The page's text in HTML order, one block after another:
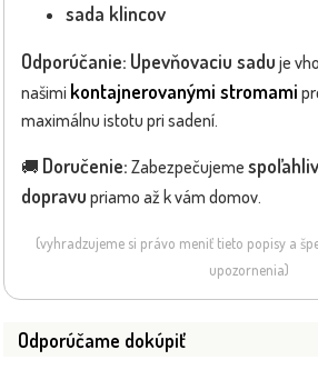
sada klincov
Odporúčanie: Upevňovaciu sadu je
našimi kontajnerovanými stromami
maximálnu istotu pri sadení.
🚚 Doručenie: Zabezpečujeme
dopravu priamo až k vám domov.
(vyhradzujeme si právo meniť tieto popisy a
upozornenia)
Odporúčame dokúpiť